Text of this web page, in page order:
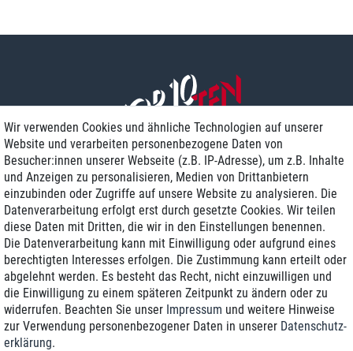
Zustellung am nächsten Werktag
Günstiger Versand
Generalüberholt mit Garantie
+49 8989 96160*
Wir verwenden Cookies und ähnliche Technologien auf unserer
Website und verarbeiten personenbezogene Daten von
Besucher:innen unserer Webseite (z.B. IP-Adresse), um z.B. Inhalte
und Anzeigen zu personalisieren, Medien von Drittanbietern
einzubinden oder Zugriffe auf unsere Website zu analysieren. Die
Datenverarbeitung erfolgt erst durch gesetzte Cookies. Wir teilen
diese Daten mit Dritten, die wir in den Einstellungen benennen.
Die Datenverarbeitung kann mit Einwilligung oder aufgrund eines
berechtigten Interesses erfolgen. Die Zustimmung kann erteilt oder
abgelehnt werden. Es besteht das Recht, nicht einzuwilligen und
die Einwilligung zu einem späteren Zeitpunkt zu ändern oder zu
widerrufen. Beachten Sie unser Impressum und weitere Hinweise
zur Verwendung personenbezogener Daten in unserer Daten­schutz­
erklärung.